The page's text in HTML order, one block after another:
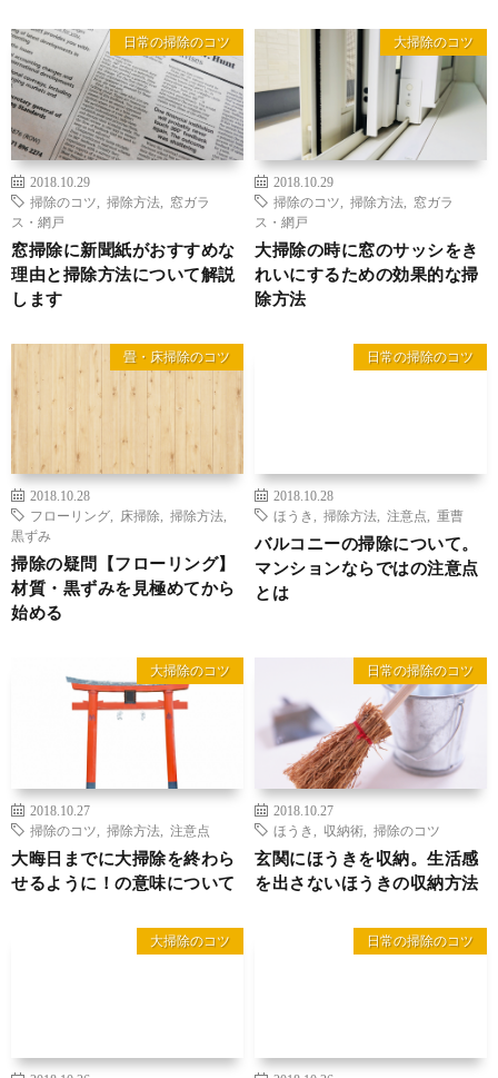
日常の掃除のコツ
2018.10.29
掃除のコツ
掃除方法
窓ガラ
ス・網戸
窓掃除に新聞紙がおすすめな
理由と掃除方法について解説
します
大掃除のコツ
2018.10.29
掃除のコツ
掃除方法
窓ガラ
ス・網戸
大掃除の時に窓のサッシをき
れいにするための効果的な掃
除方法
畳・床掃除のコツ
2018.10.28
フローリング
床掃除 掃除方法
黒ずみ
掃除の疑問【フローリング】
材質・黒ずみを見極めてから
始める
日常の掃除のコツ
2018.10.28
ほうき
掃除方法 注意点 重曹
バルコニーの掃除について。
マンションならではの注意点
とは
大掃除のコツ
2018.10.27
掃除のコツ
掃除方法 注意点
大晦日までに大掃除を終わら
せるように！の意味について
日常の掃除のコツ
2018.10.27
ほうき
収納術 掃除のコツ
玄関にほうきを収納。生活感
を出さないほうきの収納方法
大掃除のコツ 日常の掃除のコツ